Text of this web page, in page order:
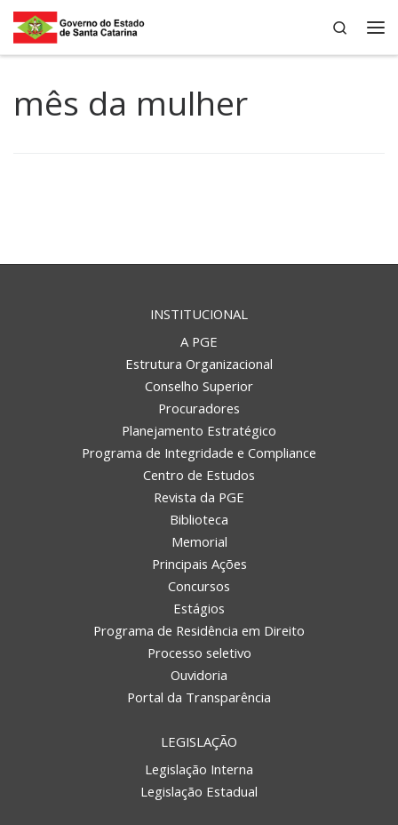
Skip to content
Search
mês da mulher
INSTITUCIONAL
A PGE
Estrutura Organizacional
Conselho Superior
Procuradores
Planejamento Estratégico
Programa de Integridade e Compliance
Centro de Estudos
Revista da PGE
Biblioteca
Memorial
Principais Ações
Concursos
Estágios
Programa de Residência em Direito
Processo seletivo
Ouvidoria
Portal da Transparência
LEGISLAÇÃO
Legislação Interna
Legislação Estadual